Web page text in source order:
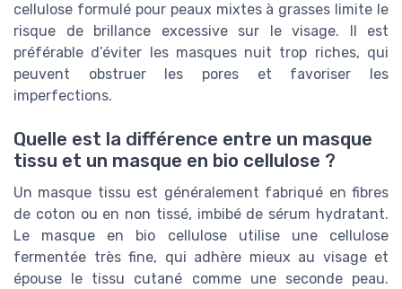
cellulose formulé pour peaux mixtes à grasses limite le
risque de brillance excessive sur le visage. Il est
préférable d’éviter les masques nuit trop riches, qui
peuvent obstruer les pores et favoriser les
imperfections.
Quelle est la différence entre un masque
tissu et un masque en bio cellulose ?
Un masque tissu est généralement fabriqué en fibres
de coton ou en non tissé, imbibé de sérum hydratant.
Le masque en bio cellulose utilise une cellulose
fermentée très fine, qui adhère mieux au visage et
épouse le tissu cutané comme une seconde peau.